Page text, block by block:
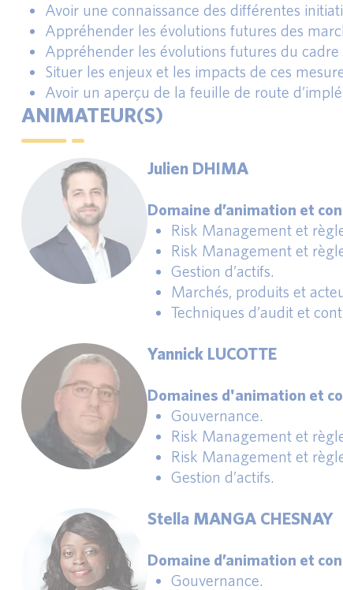
Avoir une connaissance des différentes
Appréhender les évolutions futures des
Appréhender les évolutions futures du
Situer les enjeux et les impacts de ces
Avoir un aperçu de la feuille de route
ANIMATEUR(S)
Julien DHIMA
Domaine d’animation et
Risk Management et
Risk Management et
Gestion d’actifs.
Marchés, produits et
Techniques d’audit et
Yannick LUCOTTE
Domaines d'animation et
Gouvernance.
Risk Management et
Risk Management et
Gestion d’actifs.
Stella MANGA CHESNAY
Domaine d’animation et
Gouvernance.